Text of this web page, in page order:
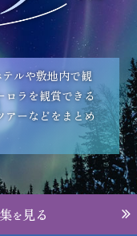
ルや敷地内で観
ロラを観賞できる
アーなどをまとめ
を 見る